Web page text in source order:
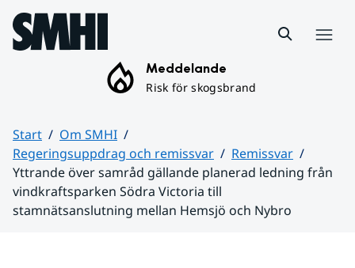
Hoppa till sidans innehåll
Meddelande
Risk för skogsbrand
Start
Om SMHI
Regeringsuppdrag och remissvar
Remissvar
Yttrande över samråd gällande planerad ledning från
vindkraftsparken Södra Victoria till
stamnätsanslutning mellan Hemsjö och Nybro